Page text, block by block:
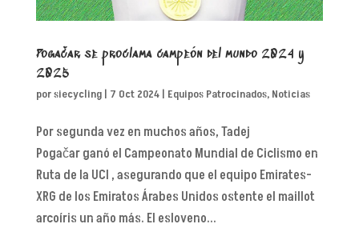
Pogačar se proclama campeón del mundo 2024 y
2025
porsiecycling| 7 Oct 2024| Equipos Patrocinados, Noticias
Por segunda vez en muchos años, Tadej
Pogačar ganó el Campeonato Mundial de Ciclismo en
Ruta de la UCI , asegurando que el equipo Emirates-
XRG de los Emiratos Árabes Unidos ostente el maillot
arcoíris un año más. El esloveno...